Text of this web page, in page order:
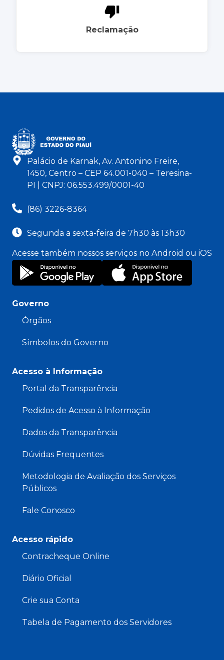
Reclamação
Palácio de Karnak, Av. Antonino Freire,
1450, Centro – CEP 64.001-040 – Teresina-
PI | CNPJ: 06.553.499/0001-40
(86) 3226-8364
Segunda a sexta-feira de 7h30 às 13h30
Acesse também nossos serviços no Android ou iOS
Governo
Órgãos
Símbolos do Governo
Acesso à Informação
Portal da Transparência
Pedidos de Acesso à Informação
Dados da Transparência
Dúvidas Frequentes
Metodologia de Avaliação dos Serviços
Públicos
Fale Conosco
Acesso rápido
Contracheque Online
Diário Oficial
Crie sua Conta
Tabela de Pagamento dos Servidores